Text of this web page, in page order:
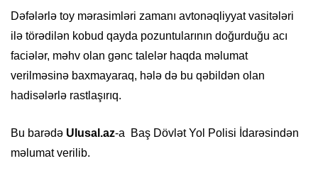
Dəfələrlə toy mərasimləri zamanı avtonəqliyyat vasitələri
ilə törədilən kobud qayda pozuntularının doğurduğu acı
faciələr, məhv olan gənc talelər haqda məlumat
verilməsinə baxmayaraq, hələ də bu qəbildən olan
hadisələrlə rastlaşırıq.
Bu barədə Ulusal.az-a Baş Dövlət Yol Polisi İdarəsindən
məlumat verilib.